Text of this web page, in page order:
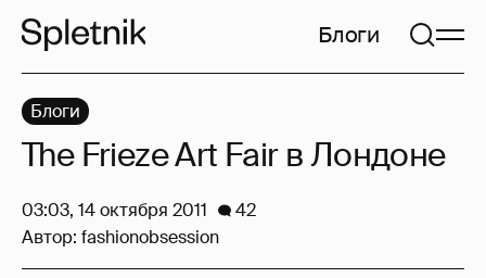
Блоги
Блоги
The Frieze Art Fair в Лондоне
03:03, 14 октября 2011
42
Автор: fashionobsession